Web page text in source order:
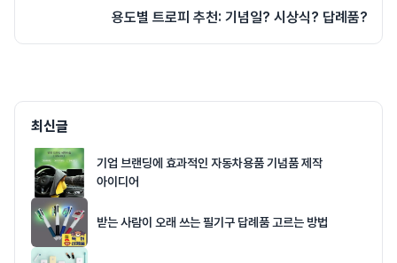
용도별 트로피 추천: 기념일? 시상식? 답례품?
최신글
기업 브랜딩에 효과적인 자동차용품 기념품 제작
아이디어
받는 사람이 오래 쓰는 필기구 답례품 고르는 방법